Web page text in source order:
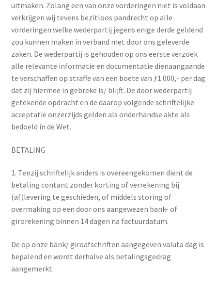
uitmaken. Zolang een van onze vorderingen niet is voldaan
verkrijgen wij tevens bezitloos pandrecht op alle
vorderingen welke wederpartij jegens enige derde geldend
zou kunnen maken in verband met door ons geleverde
zaken. De wederpartij is gehouden op ons eerste verzoek
alle relevante informatie en documentatie dienaangaande
te verschaffen op straffe van een boete van ƒ1.000,- per dag
dat zij hiermee in gebreke is/ blijft. De door wederpartij
getekende opdracht en de daarop volgende schriftelijke
acceptatie onzerzijds gelden als onderhandse akte als
bedoeld in de Wet.
BETALING
1. Tenzij schriftelijk anders is overeengekomen dient de
betaling contant zonder korting of verrekening bij
(af)levering te geschieden, of middels storing of
overmaking op een door ons aangewezen bank- of
girorekening binnen 14 dagen na factuurdatum.
De op onze bank/ giroafschriften aangegeven valuta dag is
bepalend en wordt derhalve als betalingsgedrag
aangemerkt.